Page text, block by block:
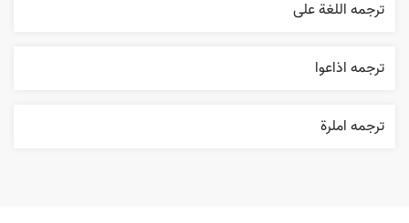
ترجمه اللغة علی
ترجمه اذاعوا
ترجمه املرة